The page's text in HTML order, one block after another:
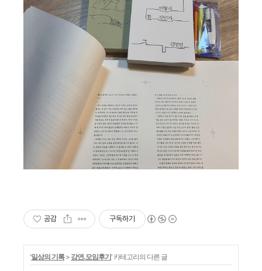
공감 구독하기
'일상의 기록> 강연.모임후기' 카테고리의 다른 글